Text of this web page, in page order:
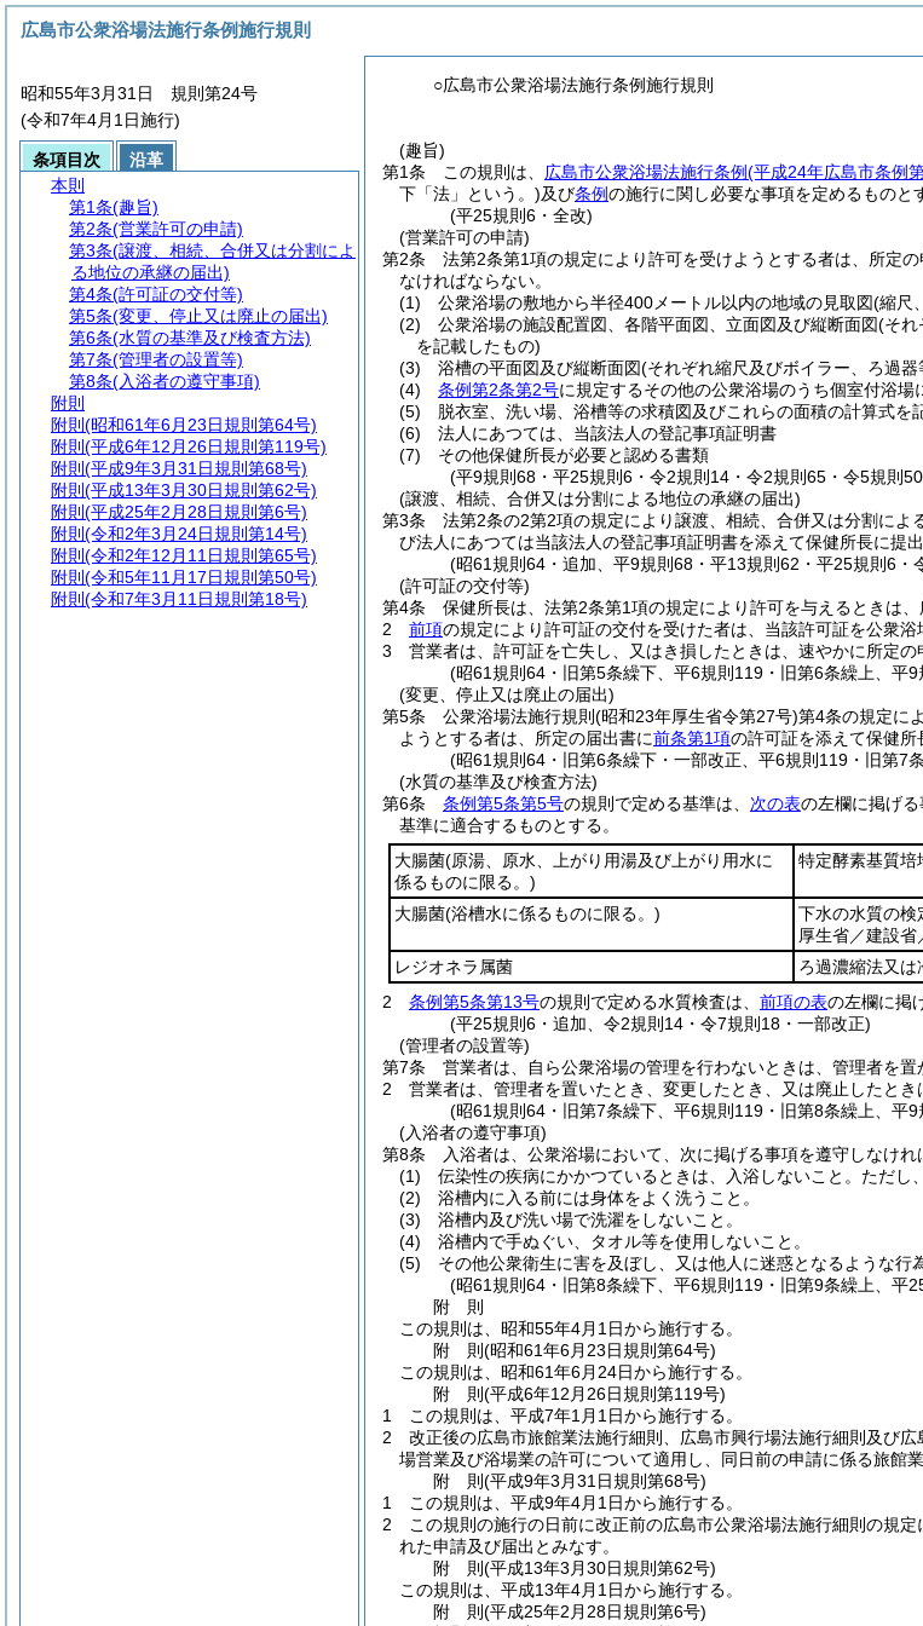
○広島市公衆浴場法施行条例施行規則
(趣旨)
第1条
この規則は、 広島市公衆浴場法施行条例(平成24年広島市条例
下「法」という。)及び条例の施行に関し必要な事項を定めるものと
(平25規則6・全改)
(営業許可の申請)
第2条
法第2条第1項の規定により許可を受けようとする者は、所定
なければならない。
(1)
公衆浴場の敷地から半径400メートル以内の地域の見取図(縮尺
(2)
公衆浴場の施設配置図、各階平面図、立面図及び縦断面図(それ
を記載したもの)
(3)
浴槽の平面図及び縦断面図(それぞれ縮尺及びボイラー、ろ過
(4)
条例第2条第2号に規定するその他の公衆浴場のうち個室付浴
(5)
脱衣室、洗い場、浴槽等の求積図及びこれらの面積の計算式を
(6)
法人にあつては、当該法人の登記事項証明書
(7)
その他保健所長が必要と認める書類
(平9規則68・平25規則6・令2規則14・令2規則65・令5規則
(譲渡、相続、合併又は分割による地位の承継の届出)
第3条
法第2条の2第2項の規定により譲渡、相続、合併又は分割に
び法人にあつては当該法人の登記事項証明書を添えて保健所長に提
(昭61規則64・追加、平9規則68・平13規則62・平25規則6・
(許可証の交付等)
第4条
保健所長は、法第2条第1項の規定により許可を与えるときは、
2
前項の規定により許可証の交付を受けた者は、当該許可証を公衆
3
営業者は、許可証を亡失し、又はき損したときは、速やかに所定
(昭61規則64・旧第5条繰下、平6規則119・旧第6条繰上、平
(変更、停止又は廃止の届出)
第5条
公衆浴場法施行規則 (昭和23年厚生省令第27号)第4条の規定に
ようとする者は、所定の届出書に前条第1項の許可証を添えて保健所
(昭61規則64・旧第6条繰下・一部改正、平6規則119・旧第7
(水質の基準及び検査方法)
第6条
条例第5条第5号の規則で定める基準は、 次の表の左欄に掲げる
基準に適合するものとする。
大腸菌(原湯、原水、上がり用湯及び上がり用水に
係るものに限る。)
特定酵素基質培
大腸菌(浴槽水に係るものに限る。) 下水の水質の検
厚生省／建設省
レジオネラ属菌 ろ過濃縮法又
2
条例第5条第13号の規則で定める水質検査は、 前項の表の左欄に掲
(平25規則6・追加、令2規則14・令7規則18・一部改正)
(管理者の設置等)
第7条
営業者は、自ら公衆浴場の管理を行わないときは、管理者を置
2
営業者は、管理者を置いたとき、変更したとき、又は廃止したと
(昭61規則64・旧第7条繰下、平6規則119・旧第8条繰上、平
(入浴者の遵守事項)
第8条
入浴者は、公衆浴場において、次に掲げる事項を遵守しなけれ
(1)
伝染性の疾病にかかつているときは、入浴しないこと。 ただし
(2)
浴槽内に入る前には身体をよく洗うこと。
(3)
浴槽内及び洗い場で洗濯をしないこと。
(4)
浴槽内で手ぬぐい、タオル等を使用しないこと。
(5)
その他公衆衛生に害を及ぼし、又は他人に迷惑となるような行
(昭61規則64・旧第8条繰下、平6規則119・旧第9条繰上、平
附 則
この規則は、昭和55年4月1日から施行する。
附 則(昭和61年6月23日規則第64号)
この規則は、昭和61年6月24日から施行する。
附 則(平成6年12月26日規則第119号)
1
この規則は、平成7年1月1日から施行する。
2
改正後の広島市旅館業法施行細則、広島市興行場法施行細則及び
場営業及び浴場業の許可について適用し、同日前の申請に係る旅館
附 則(平成9年3月31日規則第68号)
1
この規則は、平成9年4月1日から施行する。
2
この規則の施行の日前に改正前の広島市公衆浴場法施行細則の規
れた申請及び届出とみなす。
附 則(平成13年3月30日規則第62号)
この規則は、平成13年4月1日から施行する。
附 則(平成25年2月28日規則第6号)
広島市公衆浴場法施行条例施行規則
昭和55年3月31日 規則第24号
(令和7年4月1日施行)
条項目次
沿革
本則
第1条(趣旨)
第2条(営業許可の申請)
第3条(譲渡、相続、合併又は分割によ
る地位の承継の届出)
第4条(許可証の交付等)
第5条(変更、停止又は廃止の届出)
第6条(水質の基準及び検査方法)
第7条(管理者の設置等)
第8条(入浴者の遵守事項)
附則
附則 (昭和61年6月23日規則第64号)
附則 (平成6年12月26日規則第119号)
附則 (平成9年3月31日規則第68号)
附則 (平成13年3月30日規則第62号)
附則 (平成25年2月28日規則第6号)
附則 (令和2年3月24日規則第14号)
附則 (令和2年12月11日規則第65号)
附則 (令和5年11月17日規則第50号)
附則 (令和7年3月11日規則第18号)